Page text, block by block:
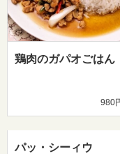
鶏肉のガパオごはん
980
パッ・シーィウ